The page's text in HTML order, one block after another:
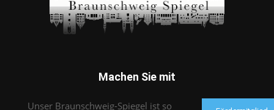
Machen Sie mit
Unser Braunschweig-Spiegel ist so